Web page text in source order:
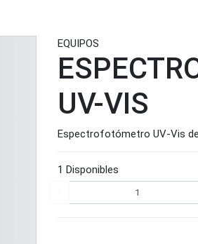
EQUIPOS
UV-VIS
Espectrofotómetro UV-Vis
1 Disponibles